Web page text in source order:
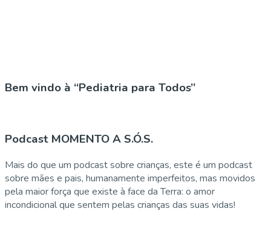
Bem vindo à “Pediatria para Todos”
Podcast MOMENTO A S.Ó.S.
Mais do que um podcast sobre crianças, este é um podcast
sobre mães e pais, humanamente imperfeitos, mas movidos
pela maior força que existe à face da Terra: o amor
incondicional que sentem pelas crianças das suas vidas!